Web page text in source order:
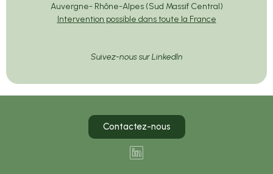
Auvergne- Rhône-Alpes (Sud Massif Central)
Intervention possible dans toute la France
Suivez-nous sur LinkedIn
Contactez-nous